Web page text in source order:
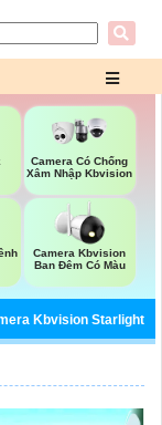
Camera Có Chống
Xâm Nhập Kbvision
Camera Kbvision
Ban Đêm Có Màu
Kbvision Starlight